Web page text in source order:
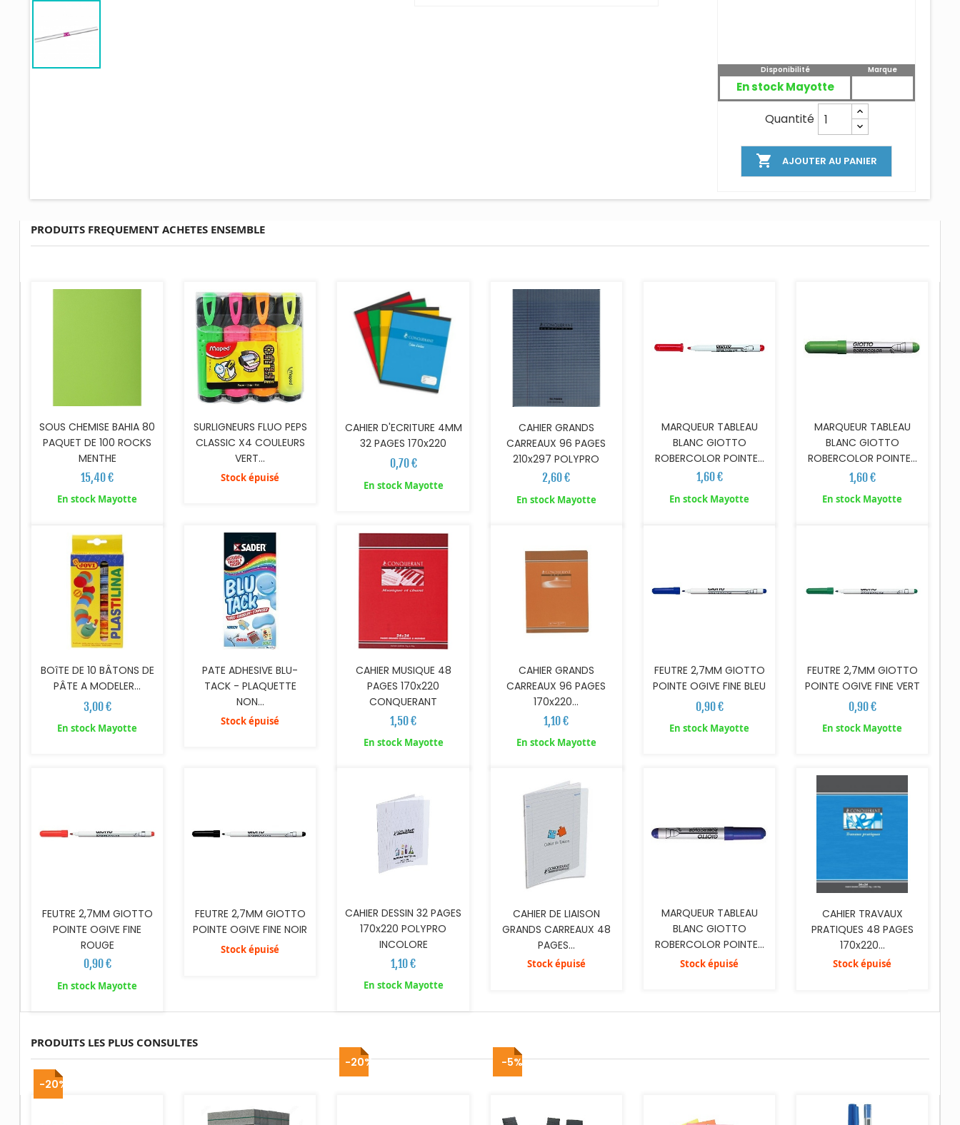
Disponibilité
En stock Mayotte
Marque
Quantité
 AJOUTER AU PANIER
PRODUITS FREQUEMENT ACHETES ENSEMBLE
SOUS CHEMISE BAHIA 80
PAQUET DE 100 ROCKS
MENTHE
15,40 €
En stock Mayotte
SURLIGNEURS FLUO PEPS
CLASSIC X4 COULEURS
VERT...
Stock épuisé
CAHIER D'ECRITURE 4MM
32 PAGES 170x220
0,70 €
En stock Mayotte
CAHIER GRANDS
CARREAUX 96 PAGES
210x297 POLYPRO
2,60 €
En stock Mayotte
MARQUEUR TABLEAU
BLANC GIOTTO
ROBERCOLOR POINTE...
1,60 €
En stock Mayotte
MARQUEUR TABLEAU
BLANC GIOTTO
ROBERCOLOR POINTE...
1,60 €
En stock Mayotte
AJOUTER AU PANIER
BOîTE DE 10 BÂTONS DE
PÂTE A MODELER...
3,00 €
En stock Mayotte
PATE ADHESIVE BLU-
TACK - PLAQUETTE
NON...
Stock épuisé
AJOUTER AU PANIER
CAHIER MUSIQUE 48
PAGES 170x220
CONQUERANT
1,50 €
En stock Mayotte
AJOUTER AU PANIER
CAHIER GRANDS
CARREAUX 96 PAGES
170x220...
1,10 €
En stock Mayotte
AJOUTER AU PANIER
FEUTRE 2,7MM GIOTTO
POINTE OGIVE FINE BLEU
0,90 €
En stock Mayotte
AJOUTER AU PANIER
FEUTRE 2,7MM GIOTTO
POINTE OGIVE FINE VERT
0,90 €
En stock Mayotte
AJOUTER AU PANIER
FEUTRE 2,7MM GIOTTO
POINTE OGIVE FINE
ROUGE
0,90 €
En stock Mayotte
FEUTRE 2,7MM GIOTTO
POINTE OGIVE FINE NOIR
Stock épuisé
AJOUTER AU PANIER
CAHIER DESSIN 32 PAGES
170x220 POLYPRO
INCOLORE
1,10 €
En stock Mayotte
CAHIER DE LIAISON
GRANDS CARREAUX 48
PAGES...
Stock épuisé
MARQUEUR TABLEAU
BLANC GIOTTO
ROBERCOLOR POINTE...
Stock épuisé
CAHIER TRAVAUX
PRATIQUES 48 PAGES
170x220...
Stock épuisé
PRODUITS LES PLUS CONSULTES
-20%
-20% -5%